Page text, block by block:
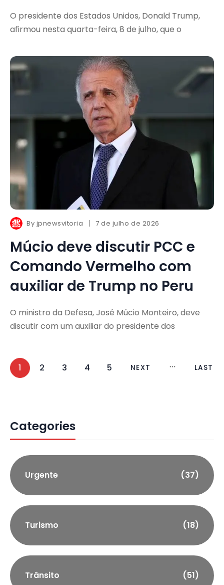
O presidente dos Estados Unidos, Donald Trump,
afirmou nesta quarta-feira, 8 de julho, que o
By jpnewsvitoria 7 de julho de 2026
Múcio deve discutir PCC e
Comando Vermelho com
auxiliar de Trump no Peru
O ministro da Defesa, José Múcio Monteiro, deve
discutir com um auxiliar do presidente dos
1 2 3 4 5 NEXT LAST
Categories
Urgente (37)
Turismo (18)
Trânsito (51)